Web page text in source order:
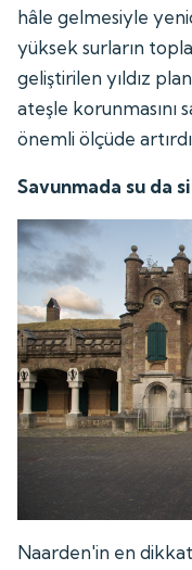
hâle gelmesiyle
yüksek surların
geliştirilen yıldız
ateşle korunmasını
önemli ölçüde
Savunmada su da
Naarden'in en